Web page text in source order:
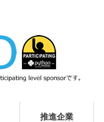
推進企業